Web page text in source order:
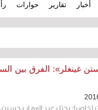
أخبار تقارير حوارات
غينغلر»: الفرق بين
(خاص): يحتل عبد الوهاب حسين،